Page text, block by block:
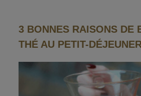
3 BONNES RAISONS DE
THÉ AU PETIT-